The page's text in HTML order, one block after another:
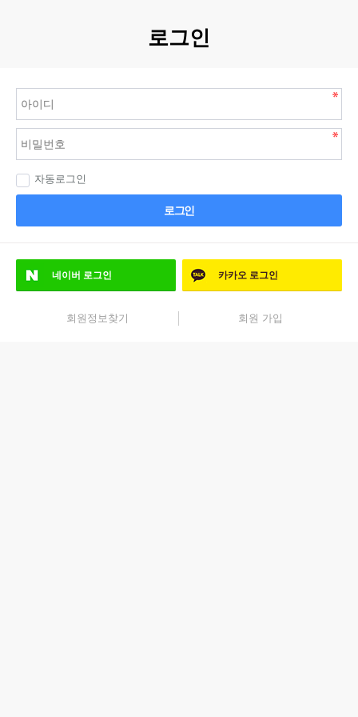
로그인
자동로그인
로그인
네이버 로그인 카카오 로그인
회원정보찾기 회원 가입